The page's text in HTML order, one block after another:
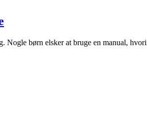
børn elsker at bruge en manual,